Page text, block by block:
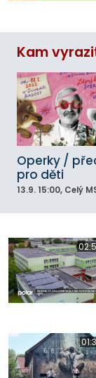
Kam
Operky /
pro děti
13.9. 15:00, Celý